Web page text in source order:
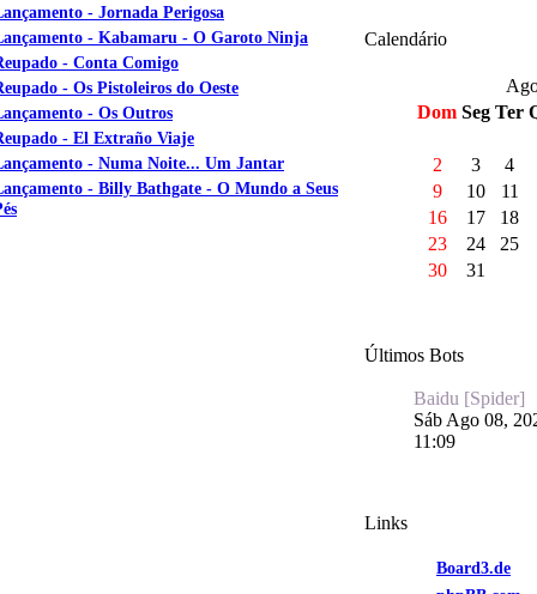
- Jornada Perigosa
- Kabamaru - O Garoto Ninja
- Conta Comigo
- Os Pistoleiros do Oeste
- Os Outros
- El Extraño Viaje
- Numa Noite... Um Jantar
- Billy Bathgate - O Mundo a Seus
Calendário
Dom Seg Ter
2 3
4
9
10 11
16
17 18
23
24 25
30
31
Últimos Bots
Baidu [Spider]
Sáb Ago 08,
11:09
Links
Board3.de